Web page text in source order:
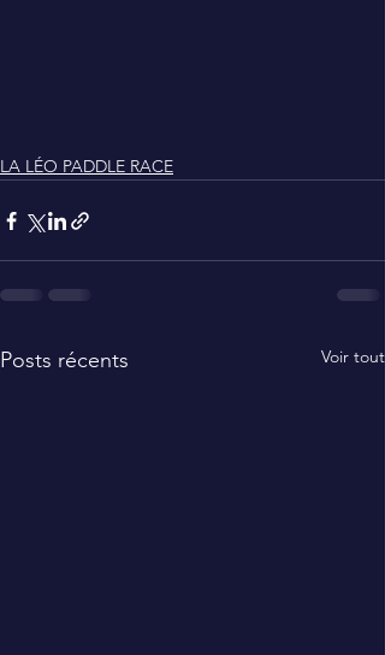
LA LÉO PADDLE RACE
Posts récents Voir tout